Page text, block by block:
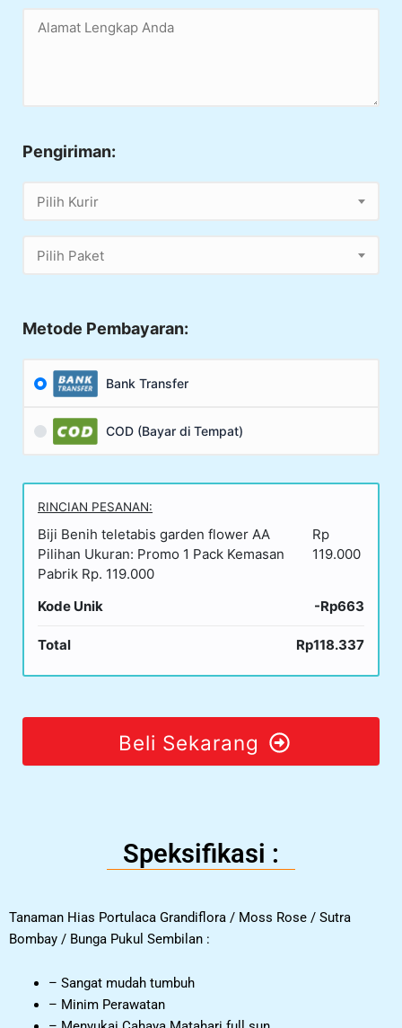
Pengiriman:
Pilih Kurir
Pilih Paket
Metode Pembayaran:
Bank Transfer
COD (Bayar di Tempat)
RINCIAN PESANAN:
Biji Benih teletabis garden flower AA
Pilihan Ukuran: Promo 1 Pack Kemasan
Pabrik Rp. 119.000
Rp
119.000
Kode Unik -Rp663
Total Rp118.337
Beli Sekarang
Speksifikasi :
Tanaman Hias Portulaca Grandiflora / Moss Rose / Sutra
Bombay / Bunga Pukul Sembilan :
– Sangat mudah tumbuh
– Minim Perawatan